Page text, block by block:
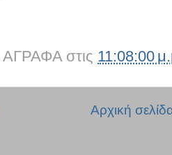
ΑΓΡΑΦΑ στις 11:08:00
Αρχική